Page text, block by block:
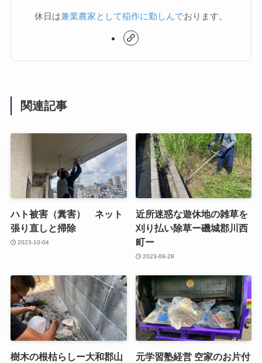
休日は兼業農家として稲作に勤しんでおります。
関連記事
ハト被害（糞害） ネット
張り直しと掃除
2023-10-04
近所迷惑な遊休地の雑草を
刈り払い除草ー磯城郡川西
町ー
2023-09-28
樹木の根枯らしー大和郡山
元学習塾経営 空家のお片付